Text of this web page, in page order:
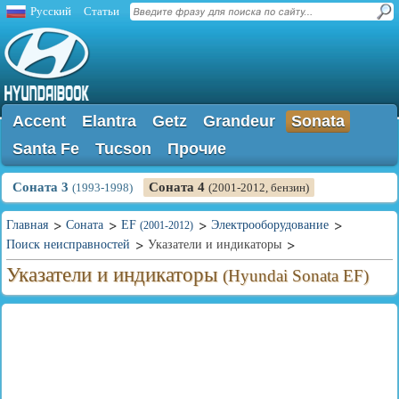
Русский Статьи
Accent Elantra Getz Grandeur
Sonata
Santa Fe
Tucson Прочие
Соната 3 (1993-1998) Соната 4 (2001-2012, бензин)
Главная Соната EF (2001-2012)
Электрооборудование
Поиск неисправностей
Указатели и индикаторы
Указатели и индикаторы (Hyundai Sonata EF)